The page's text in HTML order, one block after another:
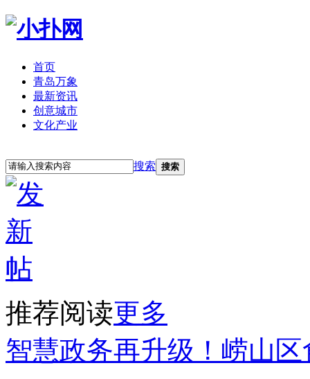
首页
青岛万象
最新资讯
创意城市
文化产业
搜索 搜索
推荐阅读更多
智慧政务再升级！崂山